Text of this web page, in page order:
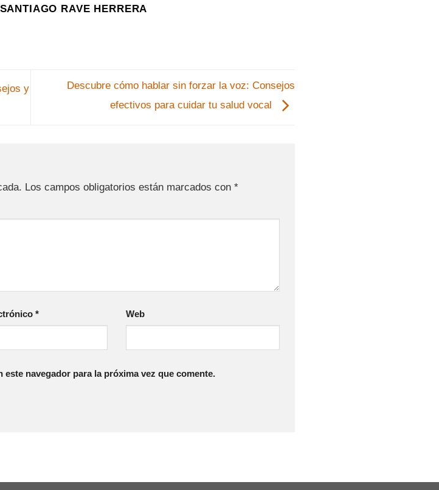
RAVE HERRERA
y
Descubre cómo hablar sin forzar la voz: Consejos
efectivos para cuidar tu salud vocal
Los campos obligatorios están marcados con *
* Web
navegador para la próxima vez que comente.